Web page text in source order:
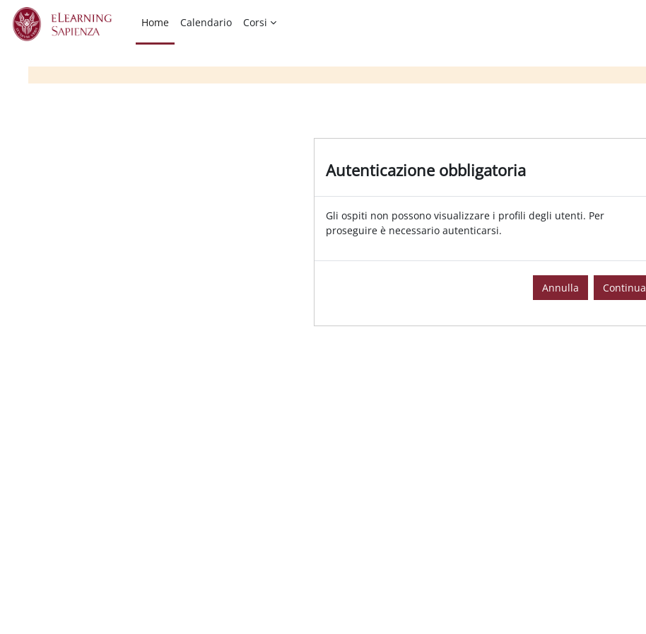
Vai al contenuto principale
Home
Calendario Corsi
Autenticazione obbligatoria
Gli ospiti non possono visualizzare i profili degli utenti. Per
proseguire è necessario autenticarsi.
Annulla Continua